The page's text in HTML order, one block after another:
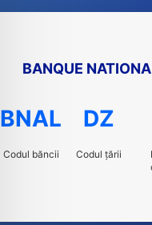
BANQUE
BNAL
Codul băncii
DZ
Codul țării